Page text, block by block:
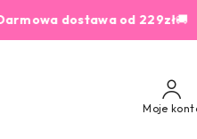
dostawa od 229zł🚚
Moje